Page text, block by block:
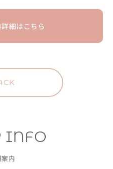
細はこちら
INFO
内